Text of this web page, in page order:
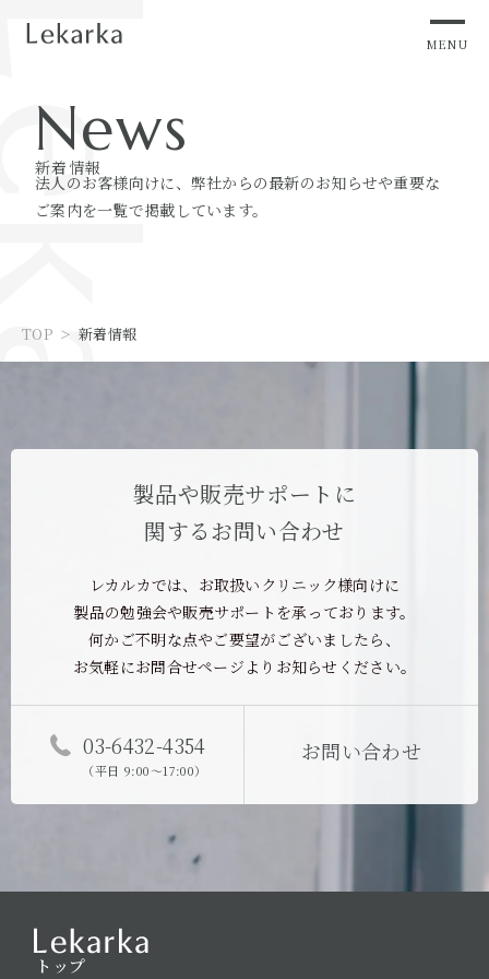
MENU
News
新着情報
法人のお客様向けに、弊社からの最新のお知らせや重要な
ご案内を一覧で掲載しています。
TOP 新着情報
製品や販売サポートに
関するお問い合わせ
レカルカでは、お取扱いクリニック様向けに
製品の勉強会や販売サポートを承っております。
何かご不明な点やご要望がございましたら、
お気軽にお問合せページよりお知らせください。
03-6432-4354
（平日 9:00〜17:00）
お問い合わせ
トップ